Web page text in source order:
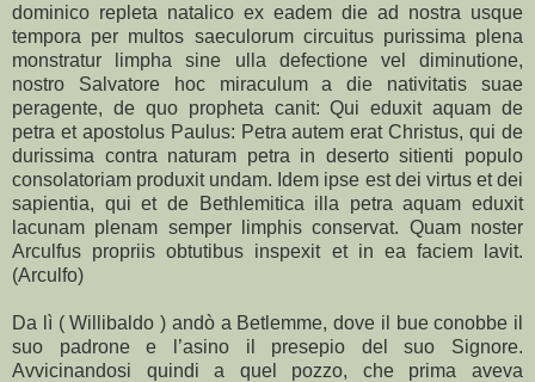
dominico repleta natalico ex eadem die ad nostra usque
tempora per multos saeculorum circuitus purissima plena
monstratur limpha sine ulla defectione vel diminutione,
nostro Salvatore hoc miraculum a die nativitatis suae
peragente, de quo propheta canit: Qui eduxit aquam de
petra et apostolus Paulus: Petra autem erat Christus, qui de
durissima contra naturam petra in deserto sitienti populo
consolatoriam produxit undam. Idem ipse est dei virtus et dei
sapientia, qui et de Bethlemitica illa petra aquam eduxit
lacunam plenam semper limphis conservat. Quam noster
Arculfus propriis obtutibus inspexit et in ea faciem lavit.
(Arculfo)
Da lì ( Willibaldo ) andò a Betlemme, dove il bue conobbe il
suo padrone e l’asino il presepio del suo Signore.
Avvicinandosi quindi a quel pozzo, che prima aveva